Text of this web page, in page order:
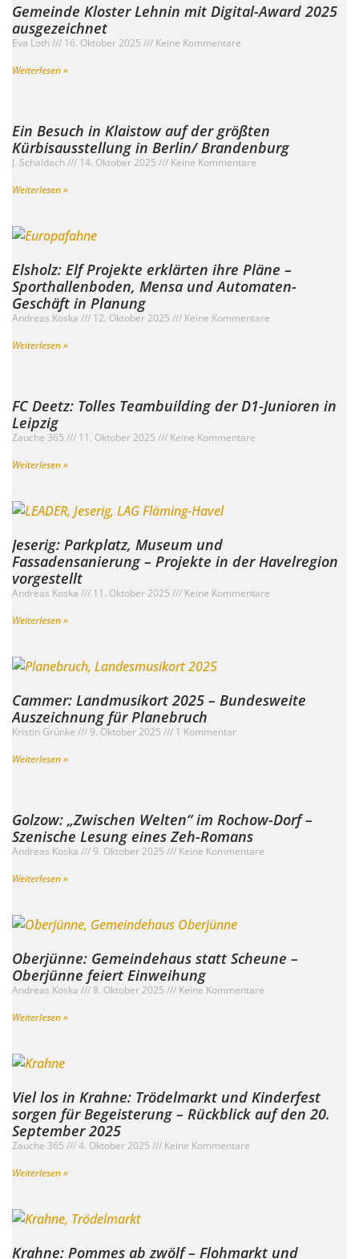
Gemeinde Kloster Lehnin mit Digital-Award 2025
ausgezeichnet
Eva Loth 16. Oktober 2025
Keine Kommentare
Weiterlesen »
Ein Besuch in Klaistow auf der größten
Kürbisausstellung in Berlin/ Brandenburg
J. Schaldach 14. Oktober 2025
Keine Kommentare
Weiterlesen »
Elsholz: Elf Projekte erklärten ihre Pläne –
Sporthallenboden, Mensa und Automaten-
Geschäft in Planung
Andreas Koska 12. Oktober 2025
Keine Kommentare
Weiterlesen »
FC Deetz: Tolles Teambuilding der D1-Junioren in
Leipzig
Zauche 365 11. Oktober 2025
Keine Kommentare
Weiterlesen »
Jeserig: Parkplatz, Museum und
Fassadensanierung – Projekte in der Havelregion
vorgestellt
Andreas Koska 11. Oktober 2025
Keine Kommentare
Weiterlesen »
Cammer: Landmusikort 2025 – Bundesweite
Auszeichnung für Planebruch
Kristin Grünke 9. Oktober 2025
1 Kommentar
Weiterlesen »
Golzow: „Zwischen Welten“ im Rochow-Dorf –
Szenische Lesung eines Zeh-Romans
Andreas Koska 9. Oktober 2025
Keine Kommentare
Weiterlesen »
Oberjünne: Gemeindehaus statt Scheune –
Oberjünne feiert Einweihung
Andreas Koska 8. Oktober 2025
Keine Kommentare
Weiterlesen »
Viel los in Krahne: Trödelmarkt und Kinderfest
sorgen für Begeisterung – Rückblick auf den 20.
September 2025
Zauche 365 4. Oktober 2025
Keine Kommentare
Weiterlesen »
Krahne: Pommes ab zwölf – Flohmarkt und